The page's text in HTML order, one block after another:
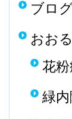
ブロ
おお
花
緑